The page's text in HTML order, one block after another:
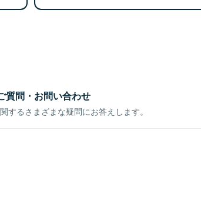
質問・お問い合わせ
するさまざまな疑問にお答えします。